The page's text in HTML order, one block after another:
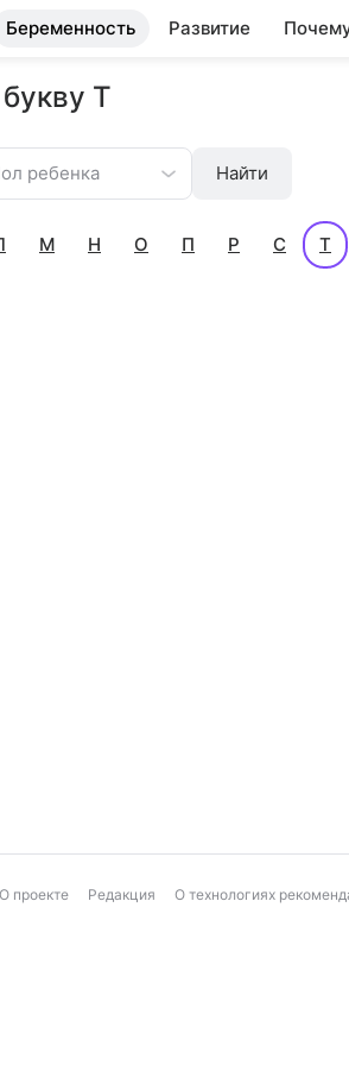
Беременность Развитие
Т
ребенка Найти
М Н О П Р С Т
О проекте Редакция О технологиях